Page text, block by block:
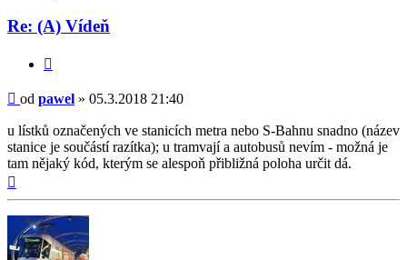
Re: (A) Vídeň
Příspěvek
od pawel » 05.3.2018 21:40
u lístků označených ve stanicích metra nebo S-Bahnu snadno (název
stanice je součástí razítka); u tramvají a autobusů nevím - možná je
tam nějaký kód, kterým se alespoň přibližná poloha určit dá.